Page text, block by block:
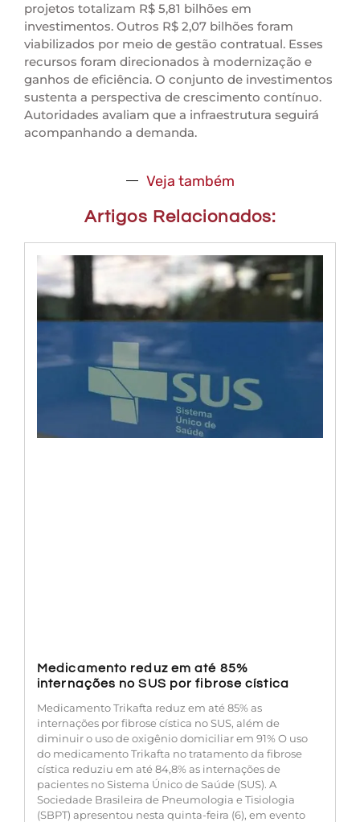
projetos totalizam R$ 5,81 bilhões em
investimentos. Outros R$ 2,07 bilhões foram
viabilizados por meio de gestão contratual. Esses
recursos foram direcionados à modernização e
ganhos de eficiência. O conjunto de investimentos
sustenta a perspectiva de crescimento contínuo.
Autoridades avaliam que a infraestrutura seguirá
acompanhando a demanda.
Veja também
Artigos Relacionados:
Medicamento reduz em até 85%
internações no SUS por fibrose cística
Medicamento Trikafta reduz em até 85% as
internações por fibrose cística no SUS, além de
diminuir o uso de oxigênio domiciliar em 91% O uso
do medicamento Trikafta no tratamento da fibrose
cística reduziu em até 84,8% as internações de
pacientes no Sistema Único de Saúde (SUS). A
Sociedade Brasileira de Pneumologia e Tisiologia
(SBPT) apresentou nesta quinta-feira (6), em evento